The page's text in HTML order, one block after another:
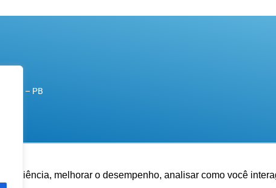
melhorar o desempenho, analisar como você
– PB